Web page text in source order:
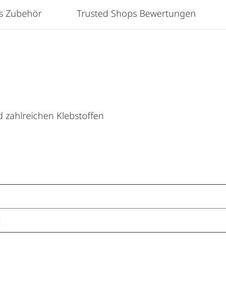
zahlreichen Klebstoffen
Zubehör Trusted Shops Bewertungen